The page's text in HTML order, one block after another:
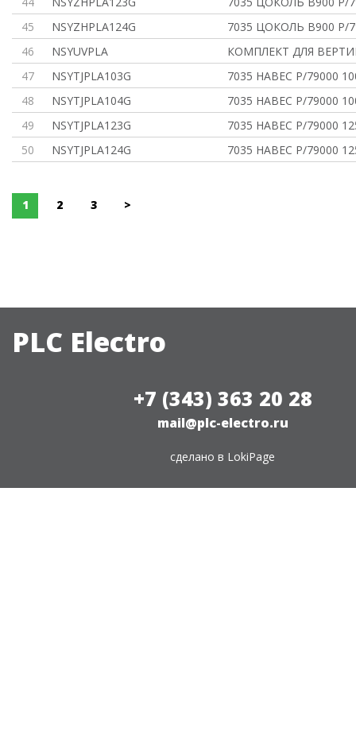
45
NSYZHPLA124G
7035 ЦОКОЛЬ В900 P/
46
NSYUVPLA
КОМПЛЕКТ ДЛЯ
47
NSYTJPLA103G
7035 НАВЕС P/79000
48
NSYTJPLA104G
7035 НАВЕС P/79000
49
NSYTJPLA123G
7035 НАВЕС P/79000
50
NSYTJPLA124G 7035 НАВЕС P/79000
1 2 3 >
PLC Electro
+7 (343) 363 20 28
mail@plc-electro.ru
сделано в LokiPage